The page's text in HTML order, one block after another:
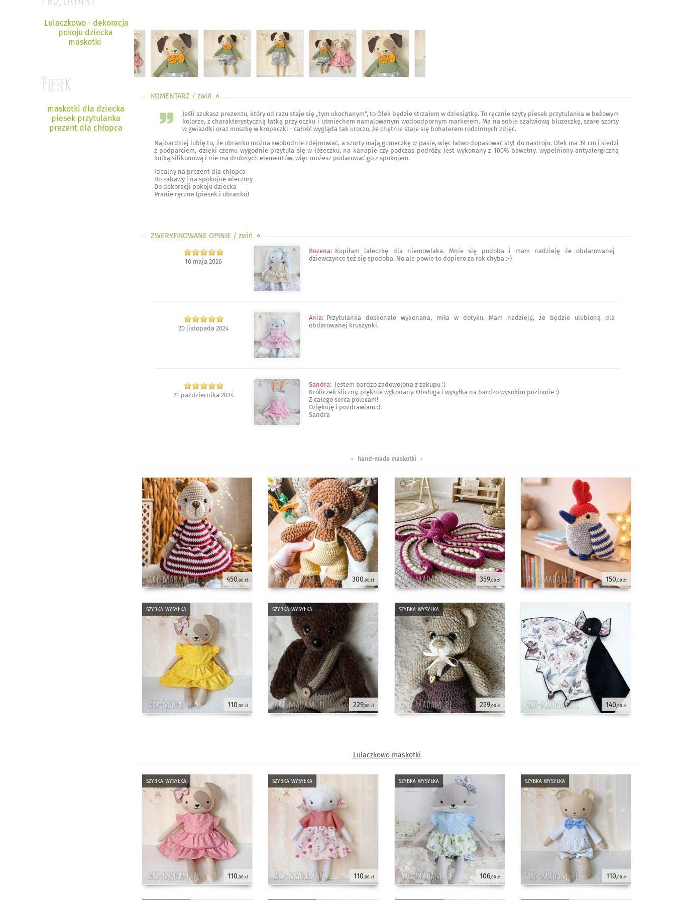
Lulaczkowo - dekoracja
pokoju dziecka
maskotki
Piesek
maskotki dla dziecka
piesek przytulanka
prezent dla chłopca
KOMENTARZ / zwiń <
Jeśli szukasz prezentu, który od razu staje się „tym ukochanym”, to Olek będzie strzałem w dziesiątkę. To ręcznie szyty piesek przytulanka w beżowym
kolorze, z charakterystyczną łatką przy oczku i uśmiechem namalowanym wodoodpornym markerem. Ma na sobie szałwiową bluzeczkę, szare szorty
w gwiazdki oraz muszkę w kropeczki - całość wygląda tak uroczo, że chętnie staje się bohaterem rodzinnych zdjęć.
Najbardziej lubię to, że ubranko można swobodnie zdejmować, a szorty mają gumeczkę w pasie, więc łatwo dopasować styl do nastroju. Olek ma 39 cm i siedzi
z podparciem, dzięki czemu wygodnie przytula się w łóżeczku, na kanapie czy podczas podróży. Jest wykonany z 100% bawełny, wypełniony antyalergiczną
kulką silikonową i nie ma drobnych elementów, więc możesz podarować go z spokojem.
Idealny na prezent dla chłopca
Do zabawy i na spokojne wieczory
Do dekoracji pokoju dziecka
Pranie ręczne (piesek i ubranko)
ZWERYFIKOWANE OPINIE / zwiń >
10 maja 2026
Bozena: Kupiłam laleczkę dla niemowlaka. Mnie się podoba i mam nadzieję że obdarowanej
dziewczynce też się spodoba. No ale powie to dopiero za rok chyba :-)
20 listopada 2024
Ania: Przytulanka doskonale wykonana, miła w dotyku. Mam nadzieję, że będzie ulubioną dla
obdarowanej kruszynki.
21 października 2024
Sandra: Jestem bardzo zadowolona z zakupu :)
Króliczek śliczny, pięknie wykonany. Obsługa i wysyłka na bardzo wysokim poziomie :)
Z całego serca polecam!
Dziękuję i pozdrawiam :)
Sandra
• hand-made maskotki•
450,00 zł 300,00 zł
szybka wysyłka
110,00 zł
szybka wysyłka
229,00 zł
359,00 zł 150,00 zł
szybka wysyłka
229,00 zł 140 ,00 zł
Lulaczkowo maskotki
szybka wysyłka
110,00 zł
szybka wysyłka
110,00 zł
szybka wysyłka
106,00 zł
szybka wysyłka
110,00 zł